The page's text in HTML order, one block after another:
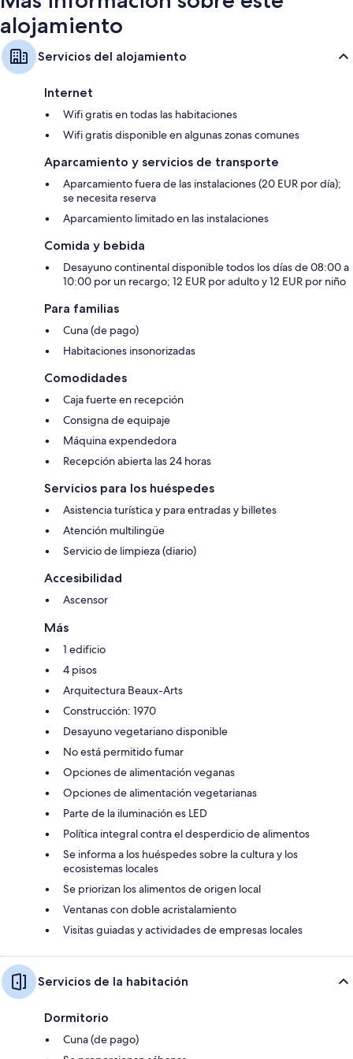
alojamiento
Servicios del alojamiento
Internet
Wifi gratis en todas las habitaciones
Wifi gratis disponible en algunas zonas comunes
Aparcamiento y servicios de transporte
Aparcamiento fuera de las instalaciones (20 EUR por día);
se necesita reserva
Aparcamiento limitado en las instalaciones
Comida y bebida
Desayuno continental disponible todos los días de 08:00 a
10:00 por un recargo; 12 EUR por adulto y 12 EUR por niño
Para familias
Cuna (de pago)
Habitaciones insonorizadas
Comodidades
Caja fuerte en recepción
Consigna de equipaje
Máquina expendedora
Recepción abierta las 24 horas
Servicios para los huéspedes
Asistencia turística y para entradas y billetes
Atención multilingüe
Servicio de limpieza (diario)
Accesibilidad
Ascensor
Más
1 edificio
4 pisos
Arquitectura Beaux-Arts
Construcción: 1970
Desayuno vegetariano disponible
No está permitido fumar
Opciones de alimentación veganas
Opciones de alimentación vegetarianas
Parte de la iluminación es LED
Política integral contra el desperdicio de alimentos
Se informa a los huéspedes sobre la cultura y los
ecosistemas locales
Se priorizan los alimentos de origen local
Ventanas con doble acristalamiento
Visitas guiadas y actividades de empresas locales
Servicios de la habitación
Dormitorio
Cuna (de pago)